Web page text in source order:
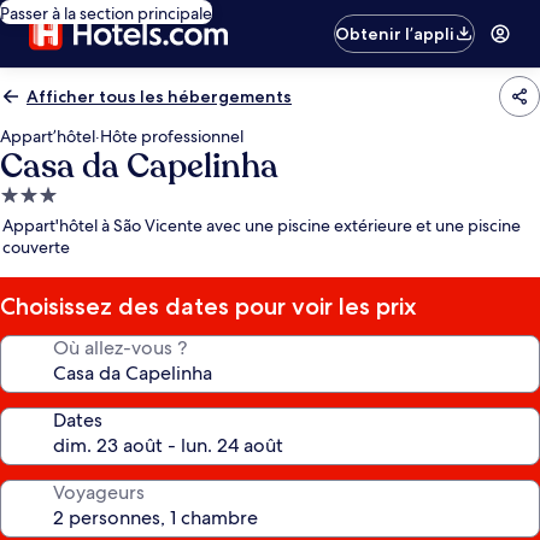
Passer à la section principale
Obtenir l’appli
Afficher tous les hébergements
Appart’hôtel·Hôte professionnel
Casa da Capelinha
Hébergement
3.0 étoiles
Appart'hôtel à São Vicente avec une piscine extérieure et une piscine
couverte
Choisissez des dates pour voir les prix
Où allez-vous ?
Dates
Voyageurs